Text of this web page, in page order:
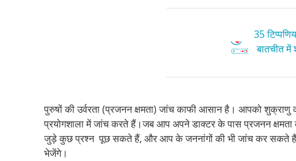
35
बातचीत में
पुरुषों की उर्वरता (प्रजनन क्षमता) जांच काफी आसान है। आपको शुक्राणु
प्रयोगशाला में जांच करते हैं।जब आप अपने डाक्टर के पास प्रजनन
जुड़े कुछ प्रश्न पूछ सकते हैं, और आप के जननांगों की भी जांच कर सकते
भेजेंगे।